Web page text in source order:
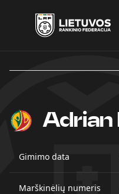
Naujienos
Čempionatai
KontaktaiAdrian
Gimimo data
Marškinėlių numeris